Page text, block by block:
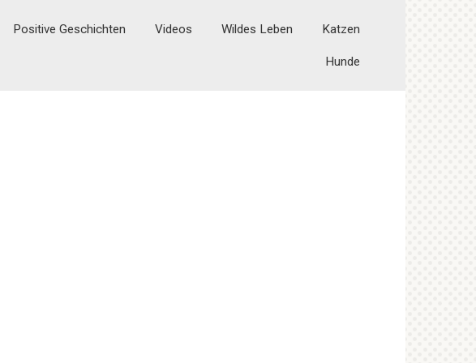
Positive Geschichten Videos Wildes Leben Katzen
Hunde